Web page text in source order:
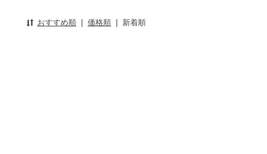
おすすめ順 | 価格順 | 新着順